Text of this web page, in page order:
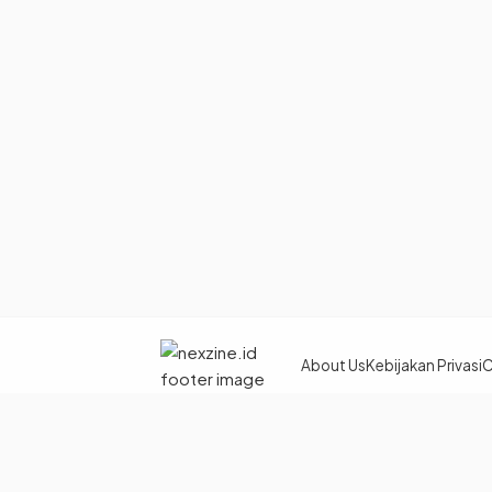
About UsKebijakan Privasi